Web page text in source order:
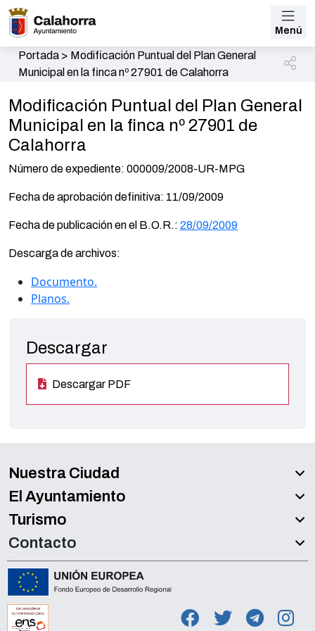
Menú
Portada> Modificación Puntual del Plan General
Municipal en la finca nº 27901 de Calahorra
Modificación Puntual del Plan General
Municipal en la finca nº 27901 de
Calahorra
Número de expediente: 000009/2008-UR-MPG
Fecha de aprobación definitiva: 11/09/2009
Fecha de publicación en el B.O.R.: 28/09/2009
Descarga de archivos:
Documento.
Planos.
Descargar
Descargar PDF
Nuestra Ciudad
El Ayuntamiento
Turismo
Contacto